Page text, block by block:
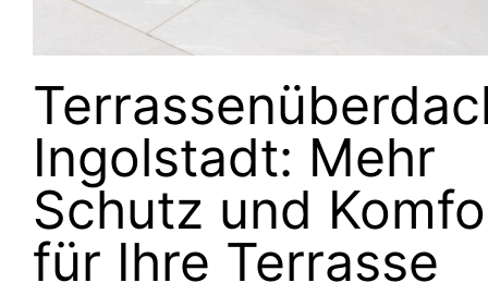
Ingolstadt: Mehr
Schutz und
für Ihre Terrasse